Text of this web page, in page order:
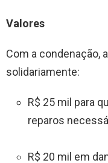
Valores
Com a condenação,
solidariamente:
R$ 25 mil para
reparos
R$ 20 mil em